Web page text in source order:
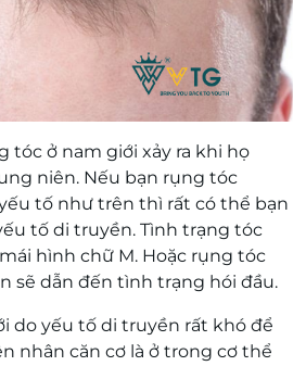
tóc ở nam giới xảy ra khi họ
niên. Nếu bạn rụng tóc
tố như trên thì rất có thể bạn
tố di truyền. Tình trạng tóc
hình chữ M. Hoặc rụng tóc
sẽ dẫn đến tình trạng hói đầu.
do yếu tố di truyền rất khó để
nhân căn cơ là ở trong cơ thể